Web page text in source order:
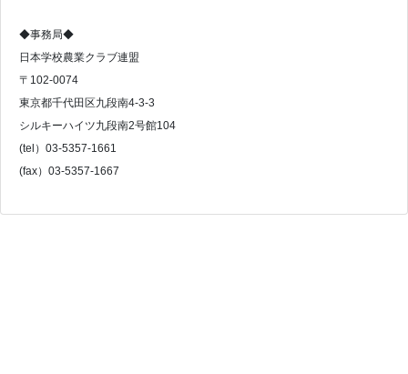
◆事務局◆
日本学校農業クラブ連盟
〒102-0074
東京都千代田区九段南4-3-3
シルキーハイツ九段南2号館104
(tel）03-5357-1661
(fax）03-5357-1667